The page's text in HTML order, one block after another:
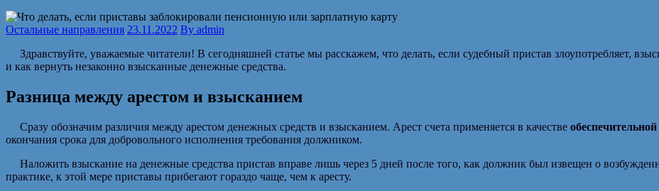
Остальные направления 23.11.2022 By admin
Здравствуйте, уважаемые читатели! В сегодняшней статье мы расскажем, что делать, если судебный пристав злоупотребляет,
и как вернуть незаконно взысканные денежные средства.
Разница между арестом и взысканием
Сразу обозначим различия между арестом денежных средств и взысканием. Арест счета применяется в качестве
окончания срока для добровольного исполнения требования должником.
Наложить взыскание на денежные средства пристав вправе лишь через 5 дней после того, как должник был извещен о
практике, к этой мере приставы прибегают гораздо чаще, чем к аресту.